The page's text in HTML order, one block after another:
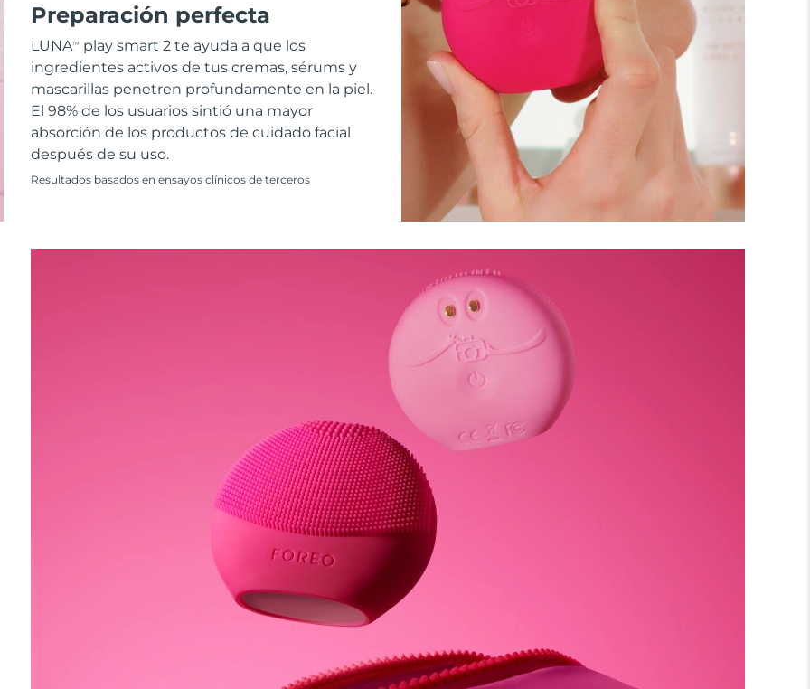
Preparación perfecta
LUNATM
play smart 2 te ayuda a que los
ingredientes activos de tus cremas, sérums y
mascarillas penetren profundamente en la piel.
El 98% de los usuarios sintió una mayor
absorción de los productos de cuidado facial
después de su uso.
Resultados basados en ensayos clínicos de terceros